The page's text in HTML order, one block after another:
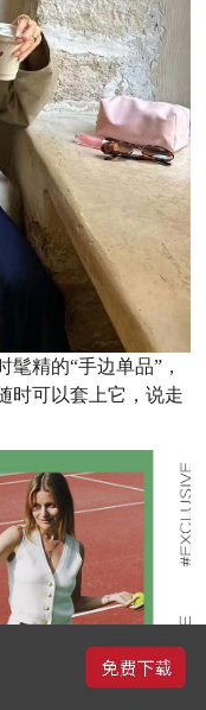
精的“手边单品”，
时可以套上它，说走